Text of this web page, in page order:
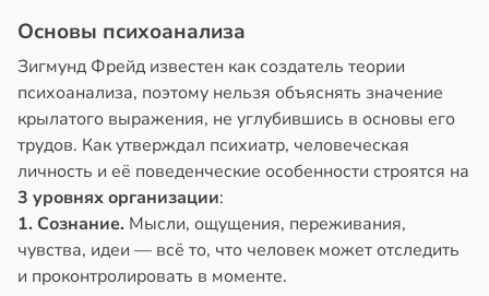
в 16:23
Основы психоанализа
Зигмунд Фрейд известен как создатель теории
психоанализа, поэтому нельзя объяснять значение
крылатого выражения, не углубившись в основы его
трудов. Как утверждал психиатр, человеческая
личность и её поведенческие особенности строятся на
3 уровнях организации:
1. Сознание. Мысли, ощущения, переживания,
чувства, идеи — всё то, что человек может отследить
и проконтролировать в моменте.